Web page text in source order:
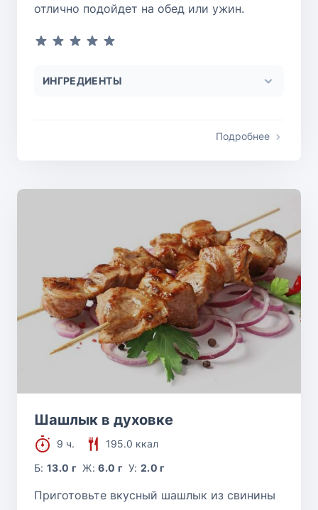
отлично подойдет на обед или ужин.
ИНГРЕДИЕНТЫ
Подробнее
Шашлык в духовке
9 ч.
195.0 ккал
Б:13.0 г Ж:6.0 г У:2.0 г
Приготовьте вкусный шашлык из свинины